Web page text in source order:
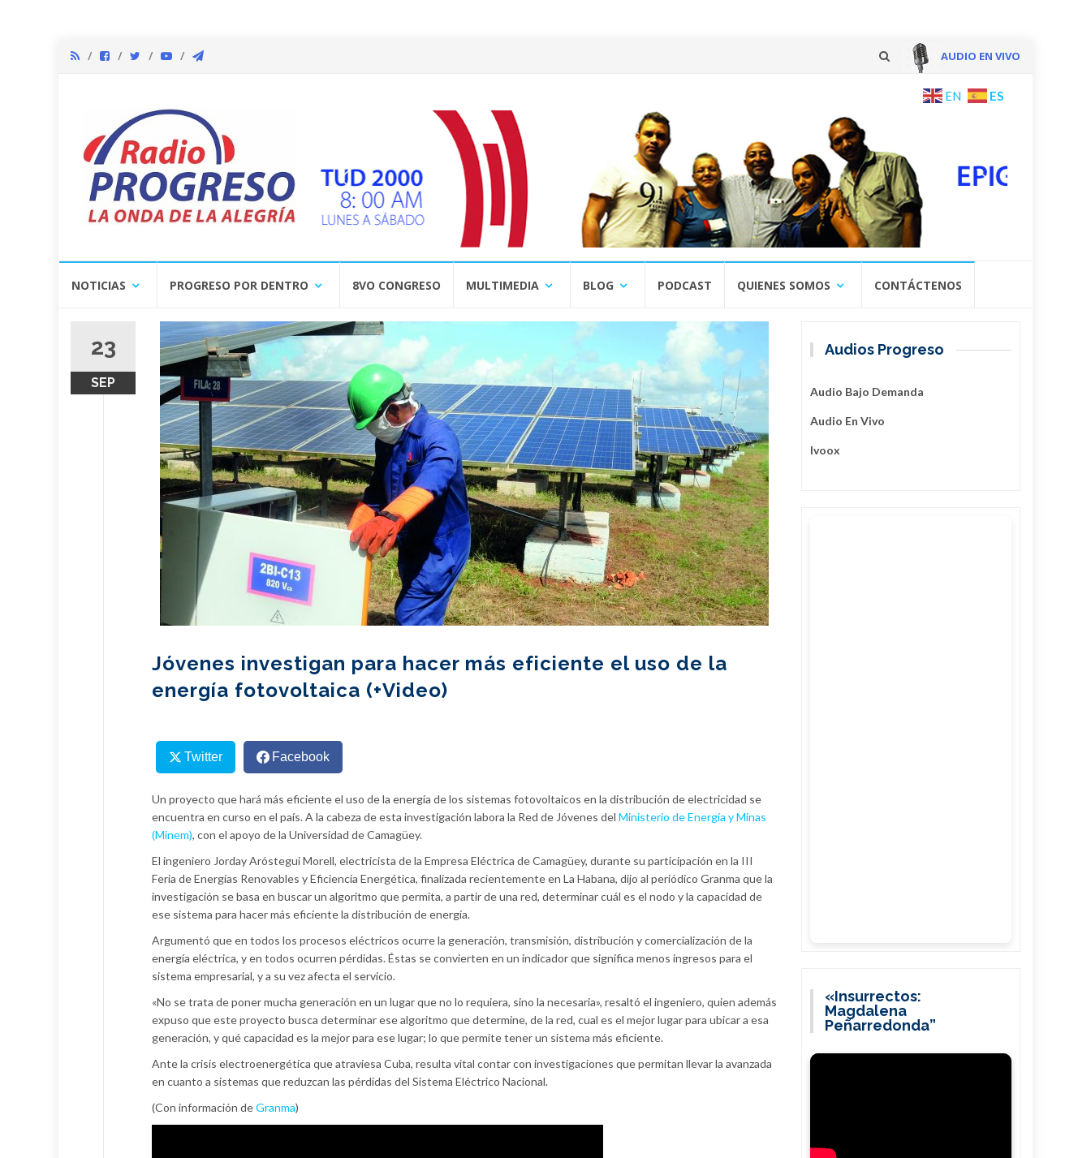
AUDIO EN VIVO
EN ES
NOTICIAS PROGRESO POR DENTRO 8VO CONGRESO MULTIMEDIA BLOG PODCAST QUIENES SOMOS CONTÁCTENOS
23
SEP
Jóvenes investigan para hacer más eficiente el uso de la
energía fotovoltaica (+Video)
Twitter Facebook
Un proyecto que hará más eficiente el uso de la energía de los sistemas fotovoltaicos en la distribución de electricidad se
encuentra en curso en el país. A la cabeza de esta investigación labora la Red de Jóvenes del Ministerio de Energía y Minas
(Minem), con el apoyo de la Universidad de Camagüey.
El ingeniero Jorday Aróstegui Morell, electricista de la Empresa Eléctrica de Camagüey, durante su participación en la III
Feria de Energías Renovables y Eficiencia Energética, finalizada recientemente en La Habana, dijo al periódico Granma que la
investigación se basa en buscar un algoritmo que permita, a partir de una red, determinar cuál es el nodo y la capacidad de
ese sistema para hacer más eficiente la distribución de energía.
Argumentó que en todos los procesos eléctricos ocurre la generación, transmisión, distribución y comercialización de la
energía eléctrica, y en todos ocurren pérdidas. Éstas se convierten en un indicador que significa menos ingresos para el
sistema empresarial, y a su vez afecta el servicio.
«No se trata de poner mucha generación en un lugar que no lo requiera, sino la necesaria», resaltó el ingeniero, quien además
expuso que este proyecto busca determinar ese algoritmo que determine, de la red, cual es el mejor lugar para ubicar a esa
generación, y qué capacidad es la mejor para ese lugar; lo que permite tener un sistema más eficiente.
Ante la crisis electroenergética que atraviesa Cuba, resulta vital contar con investigaciones que permitan llevar la avanzada
en cuanto a sistemas que reduzcan las pérdidas del Sistema Eléctrico Nacional.
(Con información deGranma)
Audios Progreso
Audio Bajo Demanda
Audio En Vivo
Ivoox
«Insurrectos:
Magdalena
Peñarredonda”